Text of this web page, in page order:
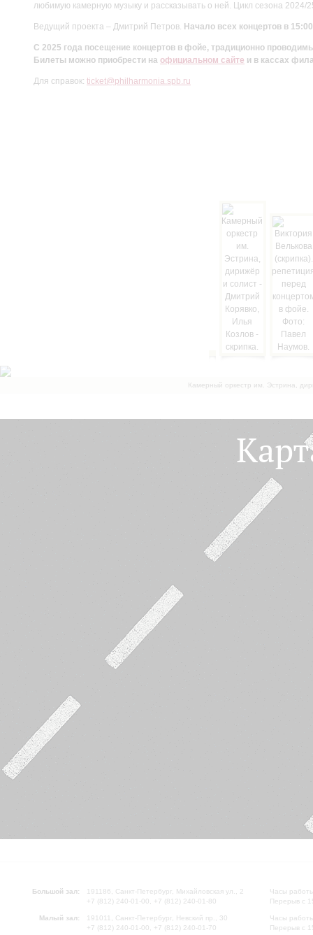
любимую камерную музыку и рассказывать о ней. Цикл сезона
Ведущий проекта – Дмитрий Петров. Начало всех концертов в
С 2025 года посещение концертов в фойе, традиционно
Билеты можно приобрести на официальном сайте и в кассах
Для справок: ticket@philharmonia.spb.ru
Камерный оркестр им. Эстрина,
Большой зал:
191186, Санкт-Петербург, Михайловская ул., 2
+7 (812) 240-01-00, +7 (812) 240-01-80
Малый зал:
191011, Санкт-Петербург, Невский пр., 30
+7 (812) 240-01-00, +7 (812) 240-01-70
Часы
Перерыв с
Часы
Перерыв с